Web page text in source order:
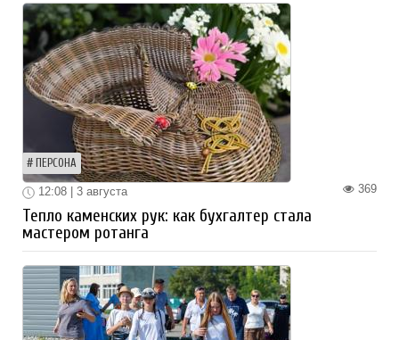
ПЕРСОНА
369
12:08 | 3 августа
Тепло каменских рук: как бухгалтер стала
мастером ротанга